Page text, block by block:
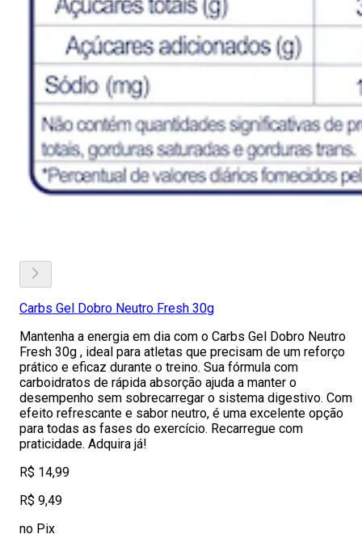
Carbs Gel Dobro Neutro Fresh 30g
Mantenha a energia em dia com o Carbs Gel Dobro Neutro
Fresh 30g , ideal para atletas que precisam de um reforço
prático e eficaz durante o treino. Sua fórmula com
carboidratos de rápida absorção ajuda a manter o
desempenho sem sobrecarregar o sistema digestivo. Com
efeito refrescante e sabor neutro, é uma excelente opção
para todas as fases do exercício. Recarregue com
praticidade. Adquira já!
R$ 14,99
R$ 9,49
no Pix